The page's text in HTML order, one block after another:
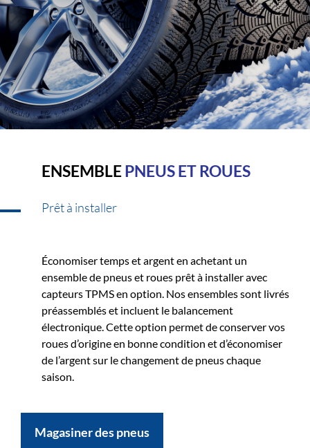
ENSEMBLEPNEUS ET ROUES
Prêt à installer
Économiser temps et argent en achetant un
ensemble de pneus et roues prêt à installer avec
capteurs TPMS en option. Nos ensembles sont livrés
préassemblés et incluent le balancement
électronique. Cette option permet de conserver vos
roues d’origine en bonne condition et d’économiser
de l’argent sur le changement de pneus chaque
saison.
Magasiner des pneus